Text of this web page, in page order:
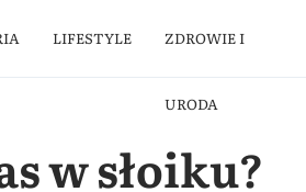
LIFESTYLE ZDROWIE I
URODA
w słoiku?